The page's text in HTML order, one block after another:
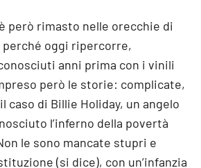
però rimasto nelle orecchie di
perché oggi ripercorre,
anni prima con i vinili
però le storie: complicate,
caso di Billie Holiday, un angelo
l’inferno della povertà
le sono mancate stupri e
(si dice), con un’infanzia